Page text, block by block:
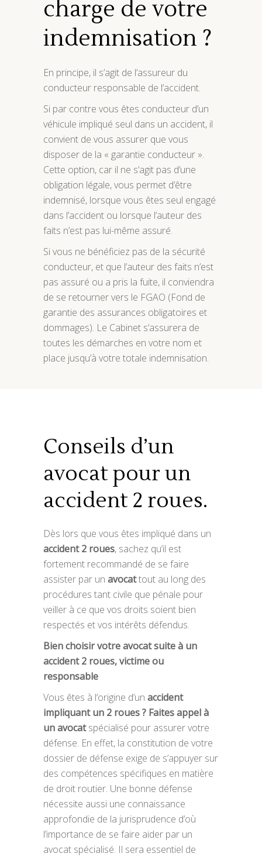
charge de votre
indemnisation ?
En principe, il s’agit de l’assureur du
conducteur responsable de l’accident.
Si par contre vous êtes conducteur d’un
véhicule impliqué seul dans un accident, il
convient de vous assurer que vous
disposer de la « garantie conducteur ».
Cette option, car il ne s’agit pas d’une
obligation légale, vous permet d’être
indemnisé, lorsque vous êtes seul engagé
dans l’accident ou lorsque l’auteur des
faits n’est pas lui-même assuré.
Si vous ne bénéficiez pas de la sécurité
conducteur, et que l’auteur des faits n’est
pas assuré ou a pris la fuite, il conviendra
de se retourner vers le FGAO (Fond de
garantie des assurances obligatoires et
dommages). Le Cabinet s’assurera de
toutes les démarches en votre nom et
place jusqu’à votre totale indemnisation.
Conseils d’un
avocat pour un
accident 2 roues.
Dès lors que vous êtes impliqué dans un
accident 2 roues, sachez qu’il est
fortement recommandé de se faire
assister par un avocattout au long des
procédures tant civile que pénale pour
veiller à ce que vos droits soient bien
respectés et vos intérêts défendus.
Bien choisir votre avocat suite à un
accident 2 roues, victime ou
responsable
Vous êtes à l’origine d’un accident
impliquant un 2 roues ? Faites appel à
un avocatspécialisé pour assurer votre
défense. En effet, la constitution de votre
dossier de défense exige de s’appuyer sur
des compétences spécifiques en matière
de droit routier. Une bonne défense
nécessite aussi une connaissance
approfondie de la jurisprudence d’où
l’importance de se faire aider par un
avocat spécialisé. Il sera essentiel de